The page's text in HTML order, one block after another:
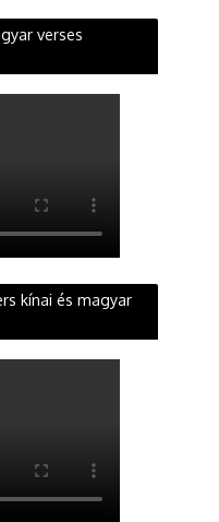
verses
kínai és magyar